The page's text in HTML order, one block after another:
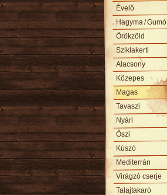
Évelő
Hagyma/ Gumó
Örökzöld
Sziklakerti
Alacsony
Közepes
Magas
Tavaszi
Nyári
Őszi
Kúszó
Mediterrán
Virágzó cserje
Talajtakaró